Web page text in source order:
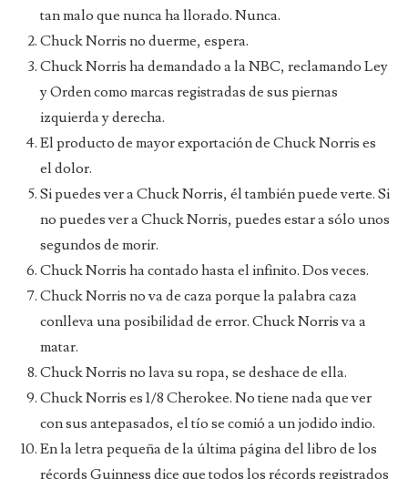
tan malo que nunca ha llorado. Nunca.
Chuck Norris no duerme, espera.
Chuck Norris ha demandado a la NBC, reclamando Ley
y Orden como marcas registradas de sus piernas
izquierda y derecha.
El producto de mayor exportación de Chuck Norris es
el dolor.
Si puedes ver a Chuck Norris, él también puede verte. Si
no puedes ver a Chuck Norris, puedes estar a sólo unos
segundos de morir.
Chuck Norris ha contado hasta el infinito. Dos veces.
Chuck Norris no va de caza porque la palabra caza
conlleva una posibilidad de error. Chuck Norris va a
matar.
Chuck Norris no lava su ropa, se deshace de ella.
Chuck Norris es 1/8 Cherokee. No tiene nada que ver
con sus antepasados, el tío se comió a un jodido indio.
En la letra pequeña de la última página del libro de los
récords Guinness dice que todos los récords registrados